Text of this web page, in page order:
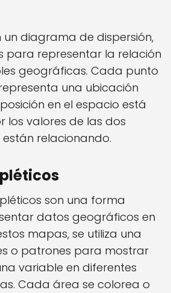
un diagrama de dispersión,
para representar la relación
geográficas. Cada punto
una ubicación
en el espacio está
los valores de las dos
relacionando.
son una forma
datos geográficos en
mapas, se utiliza una
o patrones para mostrar
variable en diferentes
Cada área se colorea o